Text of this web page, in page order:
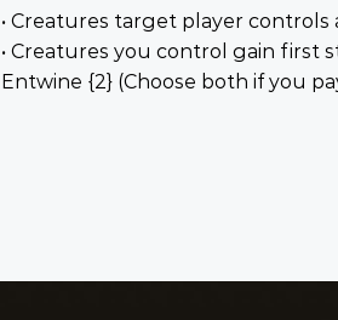
• Creatures target player
• Creatures you control gain first
Entwine {2} (Choose both if you